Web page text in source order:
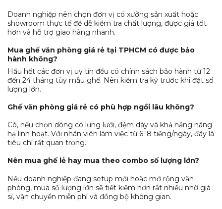
Doanh nghiệp nên chọn đơn vị có xưởng sản xuất hoặc
showroom thực tế để dễ kiểm tra chất lượng, được giá tốt
hơn và hỗ trợ giao hàng nhanh.
Mua ghế văn phòng giá rẻ tại TPHCM có được bảo
hành không?
Hầu hết các đơn vị uy tín đều có chính sách bảo hành từ 12
đến 24 tháng tùy mẫu ghế. Nên kiểm tra kỹ trước khi đặt số
lượng lớn.
Ghế văn phòng giá rẻ có phù hợp ngồi lâu không?
Có, nếu chọn dòng có lưng lưới, đệm dày và khả năng nâng
hạ linh hoạt. Với nhân viên làm việc từ 6–8 tiếng/ngày, đây là
tiêu chí rất quan trọng.
Nên mua ghế lẻ hay mua theo combo số lượng lớn?
Nếu doanh nghiệp đang setup mới hoặc mở rộng văn
phòng, mua số lượng lớn sẽ tiết kiệm hơn rất nhiều nhờ giá
sỉ, vận chuyển miễn phí và đồng bộ không gian.